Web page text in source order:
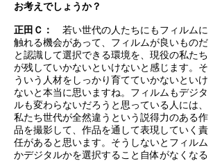
お考えでしょうか？
正田Ｃ：
若い世代の人たちにもフィルムに
触れる機会があって、フィルムが良いものだ
と認識して選択できる環境を、現役の私たち
が残していかないといけないと感じます。そ
ういう人材をしっかり育てていかないといけ
ないと本当に思いますね。フィルムもデジタ
ルも変わらないだろうと思っている人には、
私たち世代が全然違うという説得力のある作
品を撮影して、作品を通して表現していく責
任があると思います。そうしないとフィルム
かデジタルかを選択すること自体がなくなる